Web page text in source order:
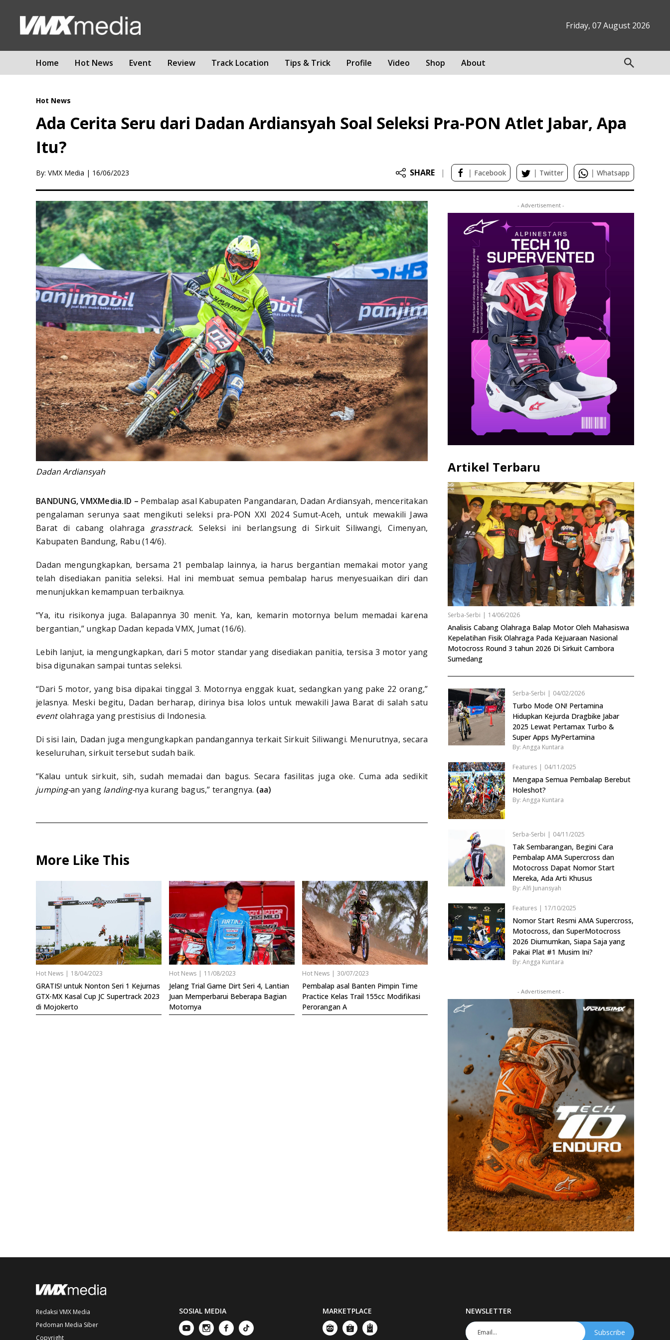
Friday, 07 August 2026
Home Hot News Event Review Track Location Tips & Trick Profile Video Shop About
Hot News
Ada Cerita Seru dari Dadan Ardiansyah Soal Seleksi Pra-PON Atlet Jabar, Apa
Itu?
By: VMX Media | 16/06/2023 SHARE | | Facebook | Twitter | Whatsapp
Dadan Ardiansyah
BANDUNG, VMXMedia.ID – Pembalap asal Kabupaten Pangandaran, Dadan Ardiansyah, menceritakan
pengalaman serunya saat mengikuti seleksi pra-PON XXI 2024 Sumut-Aceh, untuk mewakili Jawa
Barat di cabang olahraga grasstrack. Seleksi ini berlangsung di Sirkuit Siliwangi, Cimenyan,
Kabupaten Bandung, Rabu (14/6).
Dadan mengungkapkan, bersama 21 pembalap lainnya, ia harus bergantian memakai motor yang
telah disediakan panitia seleksi. Hal ini membuat semua pembalap harus menyesuaikan diri dan
menunjukkan kemampuan terbaiknya.
“Ya, itu risikonya juga. Balapannya 30 menit. Ya, kan, kemarin motornya belum memadai karena
bergantian,” ungkap Dadan kepada VMX, Jumat (16/6).
Lebih lanjut, ia mengungkapkan, dari 5 motor standar yang disediakan panitia, tersisa 3 motor yang
bisa digunakan sampai tuntas seleksi.
“Dari 5 motor, yang bisa dipakai tinggal 3. Motornya enggak kuat, sedangkan yang pake 22 orang,”
jelasnya. Meski begitu, Dadan berharap, dirinya bisa lolos untuk mewakili Jawa Barat di salah satu
eventolahraga yang prestisius di Indonesia.
Di sisi lain, Dadan juga mengungkapkan pandangannya terkait Sirkuit Siliwangi. Menurutnya, secara
keseluruhan, sirkuit tersebut sudah baik.
“Kalau untuk sirkuit, sih, sudah memadai dan bagus. Secara fasilitas juga oke. Cuma ada sedikit
jumping-an yang landing-nya kurang bagus,” terangnya. (aa)
More Like This
Hot News | 18/04/2023
GRATIS! untuk Nonton Seri 1 Kejurnas
GTX-MX Kasal Cup JC Supertrack 2023
di Mojokerto
Hot News | 11/08/2023
Jelang Trial Game Dirt Seri 4, Lantian
Juan Memperbarui Beberapa Bagian
Motornya
Hot News | 30/07/2023
Pembalap asal Banten Pimpin Time
Practice Kelas Trail 155cc Modifikasi
Perorangan A
- Advertisement -
Artikel Terbaru
Serba-Serbi | 14/06/2026
Analisis Cabang Olahraga Balap Motor Oleh Mahasiswa
Kepelatihan Fisik Olahraga Pada Kejuaraan Nasional
Motocross Round 3 tahun 2026 Di Sirkuit Cambora
Sumedang
Serba-Serbi | 04/02/2026
Turbo Mode ON! Pertamina
Hidupkan Kejurda Dragbike Jabar
2025 Lewat Pertamax Turbo &
Super Apps MyPertamina
By: Angga Kuntara
Features | 04/11/2025
Mengapa Semua Pembalap Berebut
Holeshot?
By: Angga Kuntara
Serba-Serbi | 04/11/2025
Tak Sembarangan, Begini Cara
Pembalap AMA Supercross dan
Motocross Dapat Nomor Start
Mereka, Ada Arti Khusus
By: Alfi Junansyah
Features | 17/10/2025
Nomor Start Resmi AMA Supercross,
Motocross, dan SuperMotocross
2026 Diumumkan, Siapa Saja yang
Pakai Plat #1 Musim Ini?
By: Angga Kuntara
- Advertisement -
Redaksi VMX Media
Pedoman Media Siber
Copyright
SOSIAL MEDIA MARKETPLACE NEWSLETTER